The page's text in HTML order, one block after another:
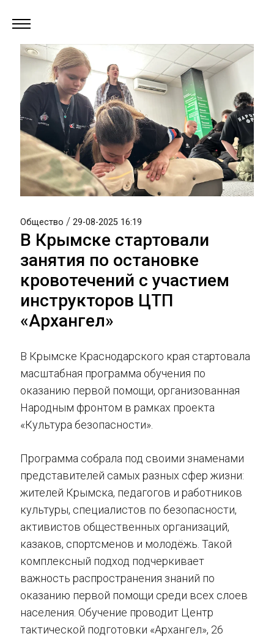
Общество / 29-08-2025 16:19
В Крымске стартовали
занятия по остановке
кровотечений с участием
инструкторов ЦТП
«Архангел»
В Крымске Краснодарского края стартовала
масштабная программа обучения по
оказанию первой помощи, организованная
Народным фронтом в рамках проекта
«Культура безопасности».
Программа собрала под своими знаменами
представителей самых разных сфер жизни:
жителей Крымска, педагогов и работников
культуры, специалистов по безопасности,
активистов общественных организаций,
казаков, спортсменов и молодёжь. Такой
комплексный подход подчеркивает
важность распространения знаний по
оказанию первой помощи среди всех слоев
населения. Обучение проводит Центр
тактической подготовки «Архангел», 26